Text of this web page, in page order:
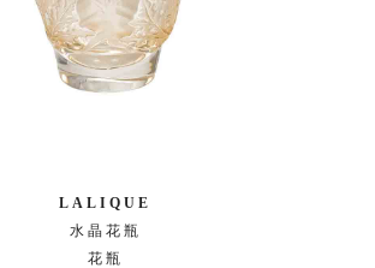
LALIQUE
水晶花瓶
花瓶